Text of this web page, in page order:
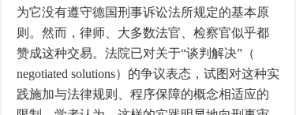
为它没有遵守德国刑事诉讼法所规定的基本原
则。然而，律师、大多数法官、检察官似乎都
赞成这种交易。法院已对关于“谈判解决”（
negotiated solutions）的争议表态，试图对这种实
践施加与法律规则、程序保障的概念相适应的